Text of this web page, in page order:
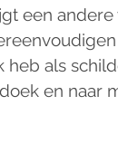
een
heb als
en naar